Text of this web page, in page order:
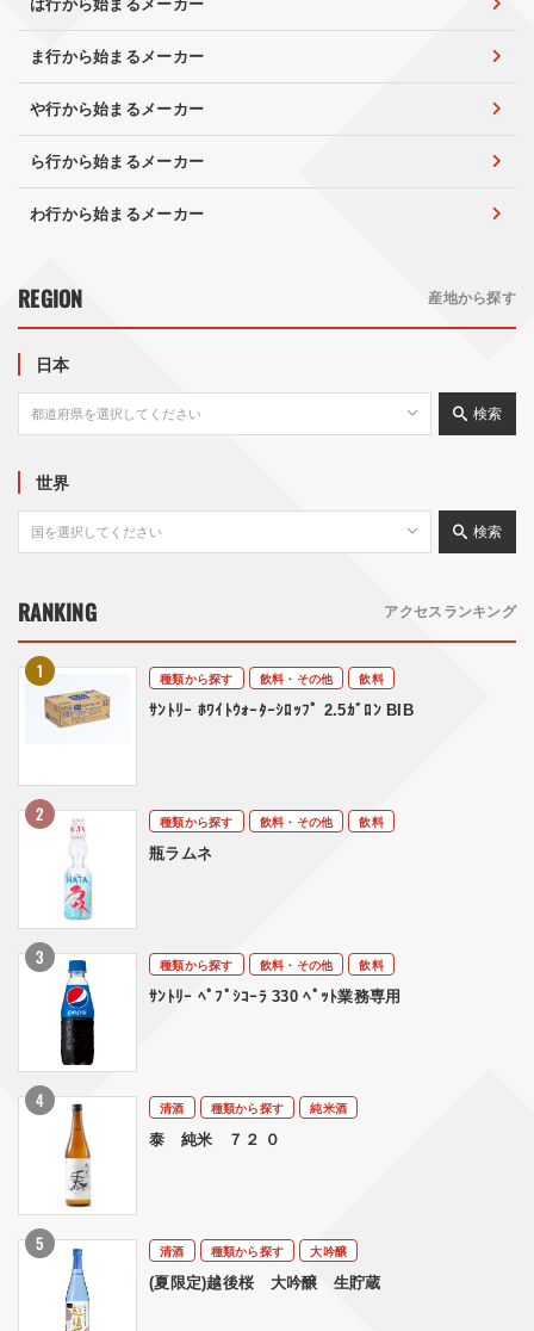
は行から始まるメーカー
ま行から始まるメーカー
や行から始まるメーカー
ら行から始まるメーカー
わ行から始まるメーカー
REGION 産地から探す
日本
検索
世界
検索
RANKING アクセスランキング
種類から探す 飲料・その他
飲料
ｻﾝﾄﾘｰ ﾎﾜｲﾄｳｫｰﾀｰｼﾛｯﾌﾟ 2.5ｶﾞﾛﾝ BIB
種類から探す 飲料・その他
飲料
瓶ラムネ
種類から探す 飲料・その他
飲料
ｻﾝﾄﾘｰ ﾍﾟﾌﾟｼｺｰﾗ 330 ﾍﾟｯﾄ業務専用
清酒 種類から探す
純米酒
泰 純米 ７２ ０
清酒 種類から探す
大吟醸
(夏限定)越後桜 大吟醸 生貯蔵